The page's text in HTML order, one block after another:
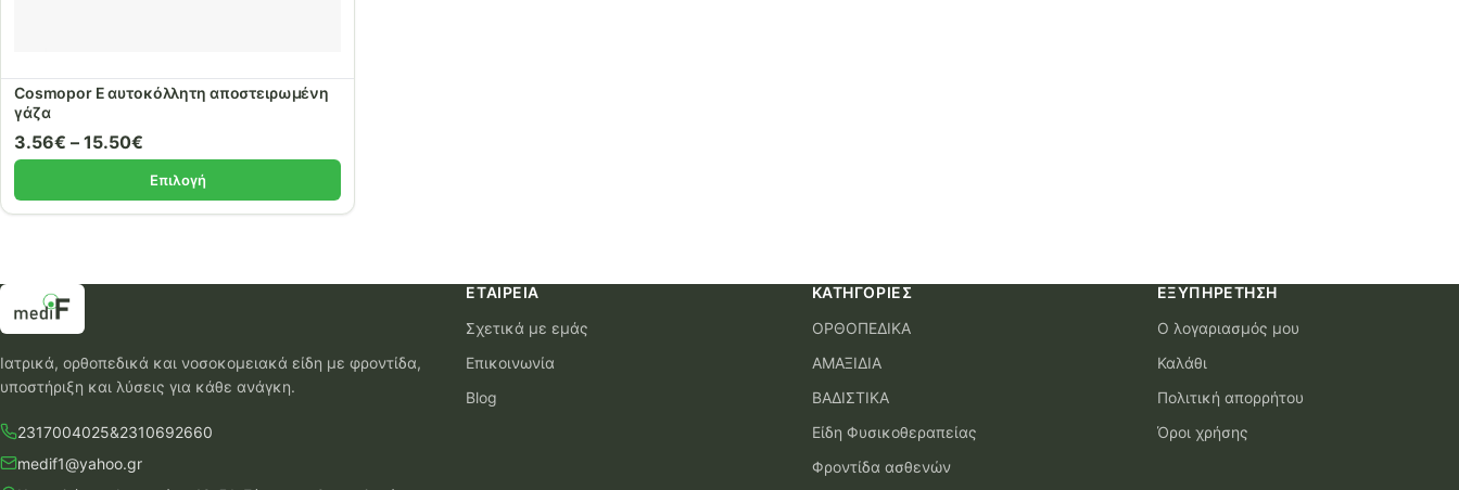
Cosmopor E αυτοκόλλητη αποστειρωμένη
γάζα
3.56€ – 15.50€
Επιλογή
Ιατρικά, ορθοπεδικά και νοσοκομειακά είδη με φροντίδα,
υποστήριξη και λύσεις για κάθε ανάγκη.
2317004025&2310692660
medif1@yahoo.gr
ΕΤΑΙΡΕΊΑ
Σχετικά με εμάς
Επικοινωνία
Blog
ΚΑΤΗΓΟΡΊΕΣ
ΟΡΘΟΠΕΔΙΚΑ
ΑΜΑΞΙΔΙΑ
ΒΑΔΙΣΤΙΚΑ
Είδη Φυσικοθεραπείας
Φροντίδα ασθενών
ΕΞΥΠΗΡΈΤΗΣΗ
Ο λογαριασμός μου
Καλάθι
Πολιτική απορρήτου
Όροι χρήσης